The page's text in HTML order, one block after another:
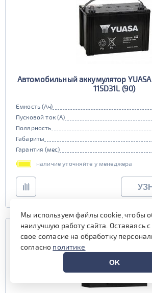
Автомобильный аккумулятор
115D31L (90)
Емкость (Ач)
Пусковой ток (А)
Полярность
Габариты
Гарантия (мес)
наличие уточняйте у менеджера
Мы используем файлы cookie, чтобы
наилучшую работу сайта. Оставаясь
свое согласие на обработку
согласно политике
OK